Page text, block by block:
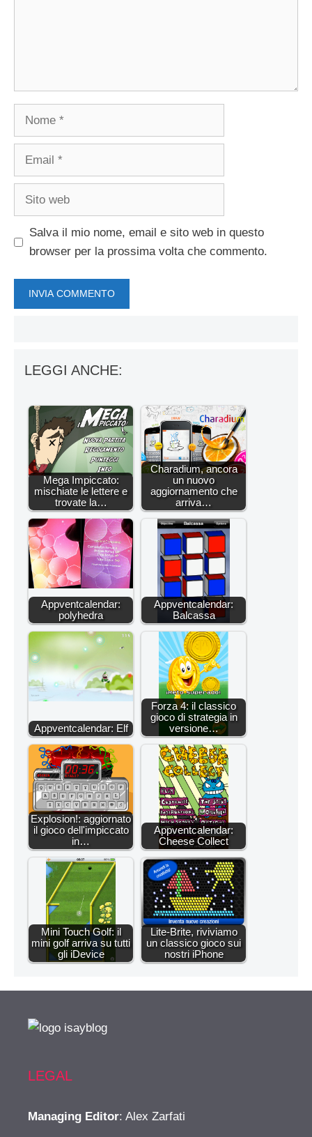
Nome
Email
Sito
Salva il mio nome, email e sito web in questo
browser per la prossima volta che commento.
LEGGI ANCHE:
Mega Impiccato:
mischiate le lettere e
trovate la…
Charadium, ancora
un nuovo
aggiornamento che
arriva…
Appventcalendar:
polyhedra
Appventcalendar:
Balcassa
Appventcalendar: Elf
Forza 4: il classico
gioco di strategia in
versione…
Explosion!: aggiornato
il gioco dell'impiccato
in…
Appventcalendar:
Cheese Collect
Mini Touch Golf: il
mini golf arriva su tutti
gli iDevice
Lite-Brite, riviviamo
un classico gioco sui
nostri iPhone
LEGAL
Managing Editor: Alex Zarfati